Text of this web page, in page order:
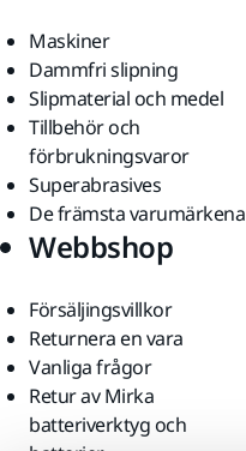
Maskiner
Dammfri slipning
Slipmaterial och medel
Tillbehör och
förbrukningsvaror
Superabrasives
De främsta varumärkena
Webbshop
Försäljingsvillkor
Returnera en vara
Vanliga frågor
Retur av Mirka
batteriverktyg och